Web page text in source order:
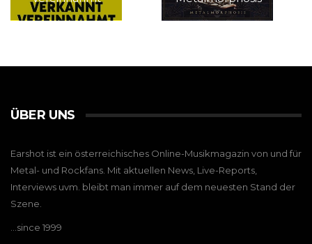
ÜBER UNS
Earshot ist ein österreichisches Online-Musikmagazin von und für
Metal- und Rockfans. Mit aktuellen News, Live-Reports,
Interviews uvm. bleibt man immer auf dem neuesten Stand der
Szene.
…since 1999